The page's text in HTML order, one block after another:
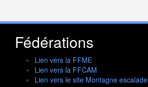
Fédérations
Lien vers la FFME
Lien vers la FFCAM
Lien vers le site Montagne escalade